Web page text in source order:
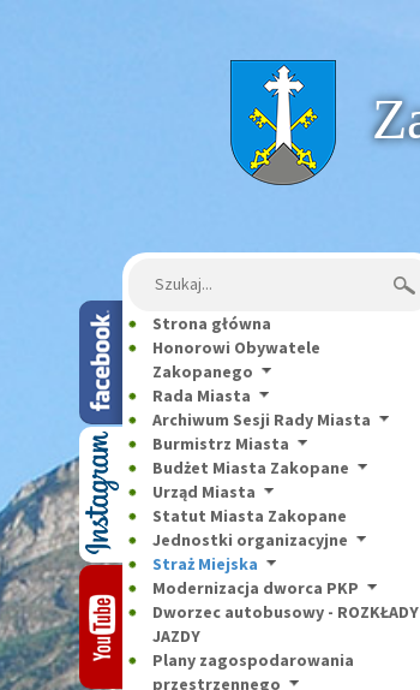
Strona główna
Szukaj:
Strona główna
Honorowi Obywatele
Zakopanego
Rada Miasta
Archiwum Sesji Rady Miasta
Burmistrz Miasta
Budżet Miasta Zakopane
Urząd Miasta
Statut Miasta Zakopane
Jednostki organizacyjne
Straż Miejska
Modernizacja dworca PKP
Dworzec autobusowy - ROZKŁADY
JAZDY
Plany zagospodarowania
przestrzennego